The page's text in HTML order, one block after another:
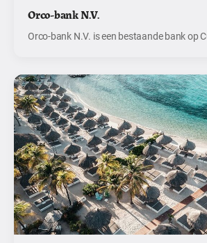
Orco-bank N.V.
Orco-bank N.V. is een bestaande bank op